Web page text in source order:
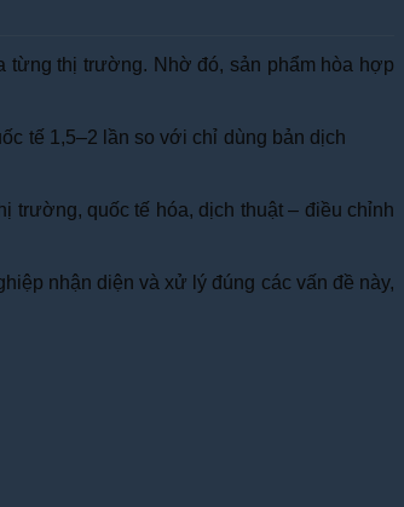
từng thị trường. Nhờ đó, sản phẩm hòa hợp
tế 1,5–2 lần so với chỉ dùng bản dịch
trường, quốc tế hóa, dịch thuật – điều chỉnh
nhận diện và xử lý đúng các vấn đề này,